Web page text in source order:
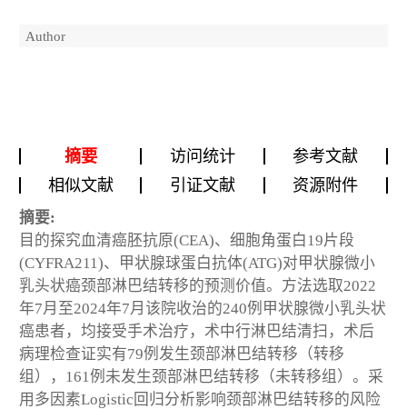
Author
摘要 访问统计
参考文献
相似文献
引证文献 资源附件
摘要:
目的探究血清癌胚抗原(CEA)、细胞角蛋白19片段
(CYFRA211)、甲状腺球蛋白抗体(ATG)对甲状腺微小
乳头状癌颈部淋巴结转移的预测价值。方法选取2022
年7月至2024年7月该院收治的240例甲状腺微小乳头状
癌患者，均接受手术治疗，术中行淋巴结清扫，术后
病理检查证实有79例发生颈部淋巴结转移（转移
组），161例未发生颈部淋巴结转移（未转移组）。采
用多因素Logistic回归分析影响颈部淋巴结转移的风险